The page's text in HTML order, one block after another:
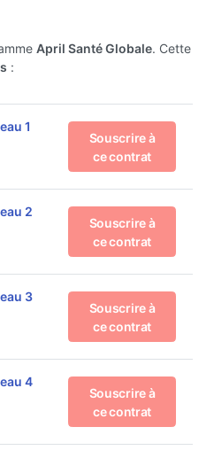
April Santé Globale. Cette
:
1
Souscrire à
ce contrat
2
Souscrire à
ce contrat
3
Souscrire à
ce contrat
4
Souscrire à
ce contrat